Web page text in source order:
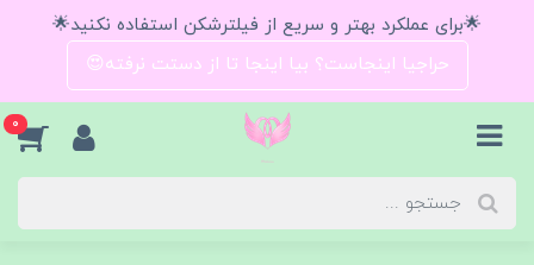
🌟برای عملکرد بهتر و سریع از فیلترشکن استفاده نکنید🌟
حراجیا اینجاست؟ بیا اینجا تا از دستت نرفته😍
0